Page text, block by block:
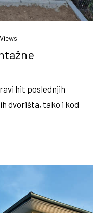
hit poslednjih
dvorišta, tako i kod